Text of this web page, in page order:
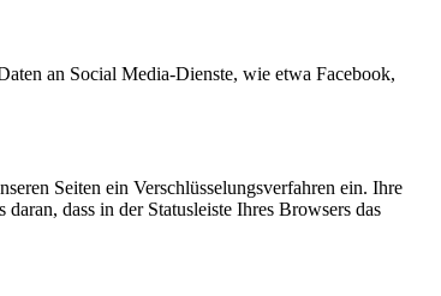
an Social Media-Dienste, wie etwa Facebook,
Seiten ein Verschlüsselungsverfahren ein. Ihre
dass in der Statusleiste Ihres Browsers das